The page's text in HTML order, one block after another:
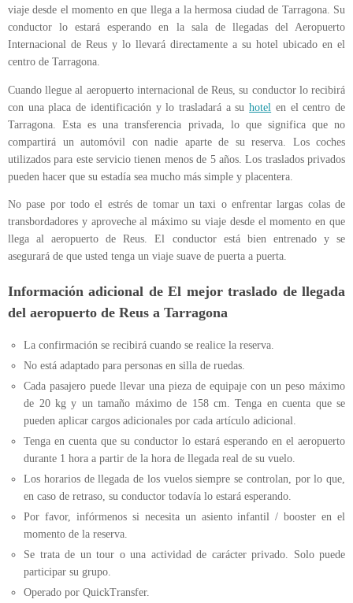
viaje desde el momento en que llega a la hermosa ciudad de Tarragona. Su
conductor lo estará esperando en la sala de llegadas del Aeropuerto
Internacional de Reus y lo llevará directamente a su hotel ubicado en el
centro de Tarragona.
Cuando llegue al aeropuerto internacional de Reus, su conductor lo recibirá
con una placa de identificación y lo trasladará a suhotel en el centro de
Tarragona. Esta es una transferencia privada, lo que significa que no
compartirá un automóvil con nadie aparte de su reserva. Los coches
utilizados para este servicio tienen menos de 5 años. Los traslados privados
pueden hacer que su estadía sea mucho más simple y placentera.
No pase por todo el estrés de tomar un taxi o enfrentar largas colas de
transbordadores y aproveche al máximo su viaje desde el momento en que
llega al aeropuerto de Reus. El conductor está bien entrenado y se
asegurará de que usted tenga un viaje suave de puerta a puerta.
Información adicional de El mejor traslado de llegada
del aeropuerto de Reus a Tarragona
La confirmación se recibirá cuando se realice la reserva.
No está adaptado para personas en silla de ruedas.
Cada pasajero puede llevar una pieza de equipaje con un peso máximo
de 20 kg y un tamaño máximo de 158 cm. Tenga en cuenta que se
pueden aplicar cargos adicionales por cada artículo adicional.
Tenga en cuenta que su conductor lo estará esperando en el aeropuerto
durante 1 hora a partir de la hora de llegada real de su vuelo.
Los horarios de llegada de los vuelos siempre se controlan, por lo que,
en caso de retraso, su conductor todavía lo estará esperando.
Por favor, infórmenos si necesita un asiento infantil / booster en el
momento de la reserva.
Se trata de un tour o una actividad de carácter privado. Solo puede
participar su grupo.
Operado por QuickTransfer.